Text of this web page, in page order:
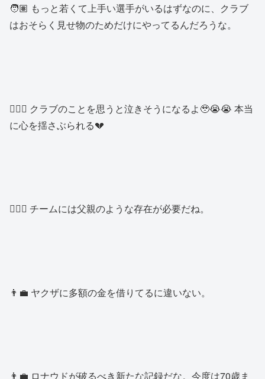
🧑🏽 もっと若くて上手い選手がいるはずなのに、クラブ
はおそらく見せ物のためだけにやってるんだろうな。
👱🏻‍♂️ クラブのことを思うと泣きそうになるよ🥹😭😭 本当
に心を揺さぶられる💔
🙍🏿‍♂️ チームには父親のような存在が必要だね。
👨‍💼 ヤクザに多額の金を借りてるに違いない。
👨‍💼 ロナウドが破るべき新たな記録だな。今度は70歳ま